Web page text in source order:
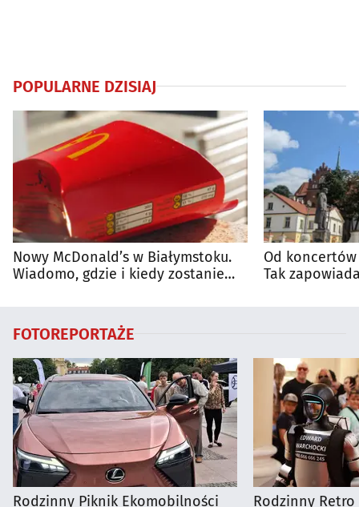
POPULARNE DZISIAJ
Nowy McDonald’s w Białymstoku.
Wiadomo, gdzie i kiedy zostanie
Od
Tak
FOTOREPORTAŻE
Rodzinny Piknik Ekomobilności Rodzinny Retro